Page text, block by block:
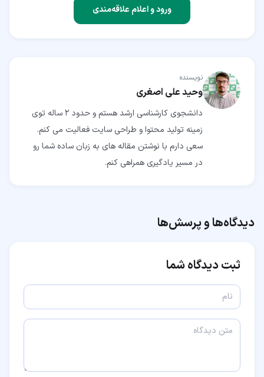
ورود و اعلام علاقه‌مندی
نویسنده
وحید علی اصغری
دانشجوی کارشناسی ارشد هستم و حدود 2 ساله توی
زمینه تولید محتوا و طراحی سایت فعالیت می کنم.
سعی دارم با نوشتن مقاله های به زبان ساده شما رو
در مسیر یادگیری همراهی کنم.
دیدگاه‌ها و پرسش‌ها
ثبت دیدگاه شما